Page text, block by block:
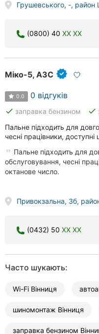
Грушевського, -, район
(0800) 40 XX XX
Міко-5, АЗС
0.0 0 відгуків
done заправка бензином done
Пальне підходить для
чесні працівники, доступні
Пальне підходить для
обслуговування, чесні
октанове число.
Привокзальна, 3б,
(0432) 50 XX XX
Часто шукають:
Wi-Fi Вінниця
шиномонтаж Вінниця
заправка бензином